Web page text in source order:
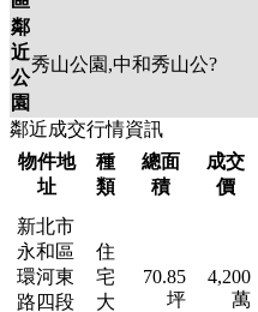
鄰
近
公
園
秀山公園,中和秀山公?
鄰近成交行情資訊
物件地
址
種
類
總面
積
成交
價
新北市
永和區
環河東
路四段
住
宅
大
70.85
坪
4,200
萬